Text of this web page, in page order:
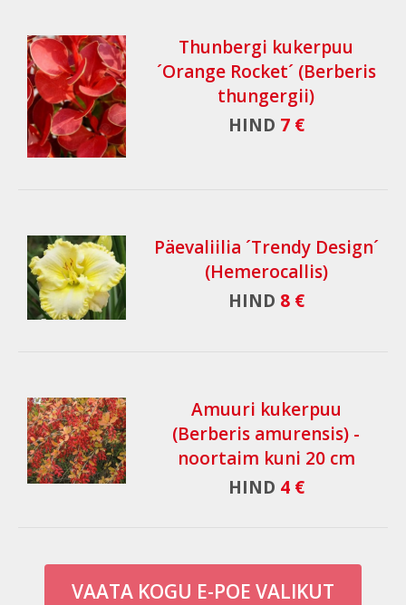
Thunbergi kukerpuu
´Orange Rocket´ (Berberis
thungergii)
HIND 7 €
Päevaliilia ´Trendy Design´
(Hemerocallis)
HIND 8 €
Amuuri kukerpuu
(Berberis amurensis) -
noortaim kuni 20 cm
HIND 4 €
VAATA KOGU E-POE VALIKUT